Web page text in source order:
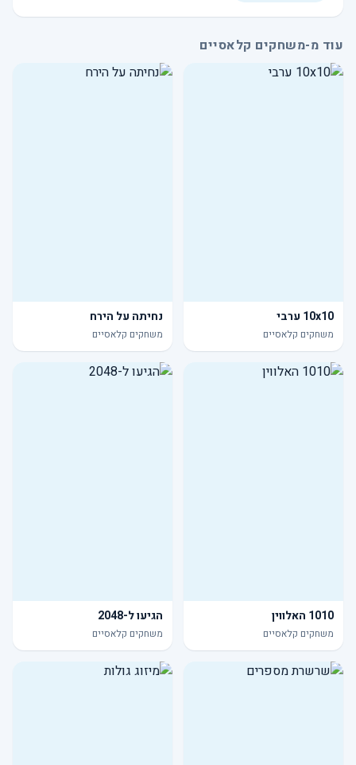
עוד מ-משחקים קלאסיים
10x10 ערבי
משחקים קלאסיים
נחיתה על הירח
משחקים קלאסיים
1010 האלווין
משחקים קלאסיים
הגיעו ל-2048
משחקים קלאסיים